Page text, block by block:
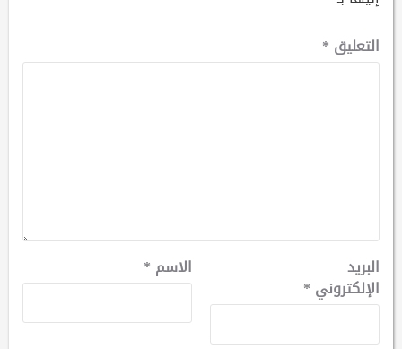
التعليق *
الاسم * البريد
الإلكتروني *